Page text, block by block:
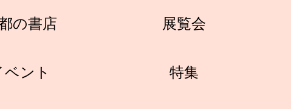
の書店 展覧会
ベント 特集